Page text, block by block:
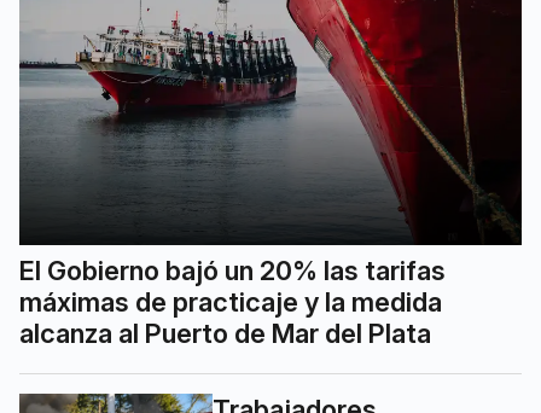
El Gobierno bajó un 20% las tarifas
máximas de practicaje y la medida
alcanza al Puerto de Mar del Plata